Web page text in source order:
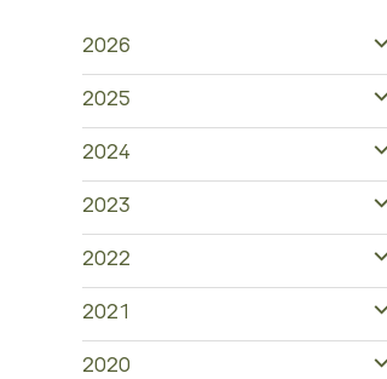
2026
2025
2024
2023
2022
2021
2020